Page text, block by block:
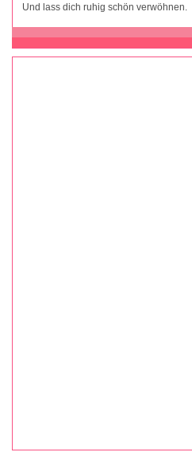
Und lass dich ruhig schön verwöhnen.